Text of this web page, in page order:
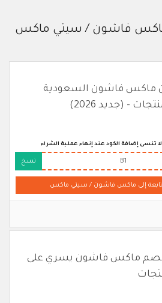
فاشون / سيتي ماكس
ماكس فاشون السعودية
- (جديد 2026)
لا تنسى إضافة الكود عند إنهاء عملية الشراء
B1 نسخ
إلى ماكس فاشون / سيتي ماكس
خصم ماكس فاشون يسري على